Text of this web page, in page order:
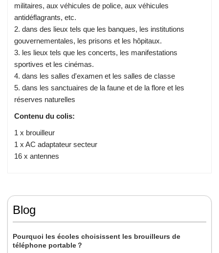
militaires, aux véhicules de police, aux véhicules
antidéflagrants, etc.
2. dans des lieux tels que les banques, les institutions
gouvernementales, les prisons et les hôpitaux.
3. les lieux tels que les concerts, les manifestations
sportives et les cinémas.
4. dans les salles d'examen et les salles de classe
5. dans les sanctuaires de la faune et de la flore et les
réserves naturelles
Contenu du colis:
1 x brouilleur
1 x AC adaptateur secteur
16 x antennes
Blog
Pourquoi les écoles choisissent les brouilleurs de
téléphone portable？